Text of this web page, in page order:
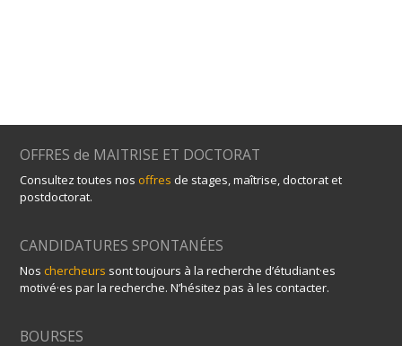
OFFRES de MAITRISE ET DOCTORAT
Consultez toutes nos offres de stages, maîtrise, doctorat et
postdoctorat.
CANDIDATURES SPONTANÉES
Noschercheurs sont toujours à la recherche d’étudiant·es
motivé·es par la recherche. N’hésitez pas à les contacter.
BOURSES